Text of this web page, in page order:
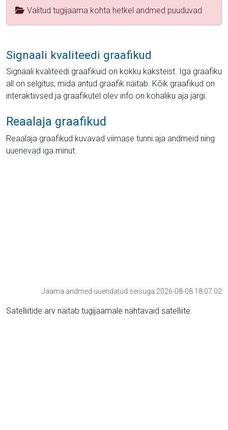
Valitud tugijaama kohta hetkel andmed puuduvad
Signaali kvaliteedi graafikud
Signaali kvaliteedi graafikuid on kokku kaksteist. Iga graafiku
all on selgitus, mida antud graafik näitab. Kõik graafikud on
interaktiivsed ja graafikutel olev info on kohaliku aja järgi.
Reaalaja graafikud
Reaalaja graafikud kuvavad viimase tunni aja andmeid ning
uuenevad iga minut.
Jaama andmed uuendatud seisuga 2026-08-08 18:07:02
Satelliitide arv näitab tugijaamale nähtavaid satelliite.